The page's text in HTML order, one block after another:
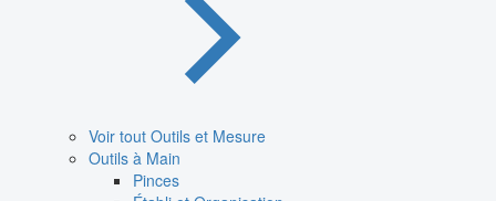
Voir tout Outils et Mesure
Outils à Main
Pinces